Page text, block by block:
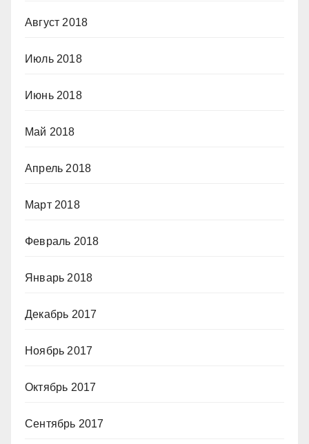
Август 2018
Июль 2018
Июнь 2018
Май 2018
Апрель 2018
Март 2018
Февраль 2018
Январь 2018
Декабрь 2017
Ноябрь 2017
Октябрь 2017
Сентябрь 2017